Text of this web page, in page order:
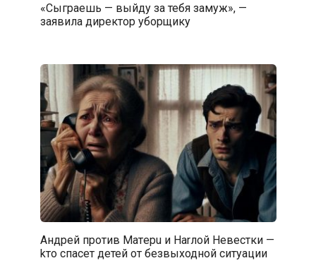
«Сыграешь — выйду за тебя замуж», —
заявила директор уборщику
Андрей пpoтив Maтepu и Harлой Невестки —
kто спaceт детей от безвыходной ситуации